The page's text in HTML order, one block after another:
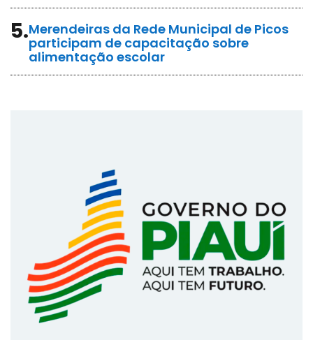
5.Merendeiras da Rede Municipal de Picos
participam de capacitação sobre
alimentação escolar